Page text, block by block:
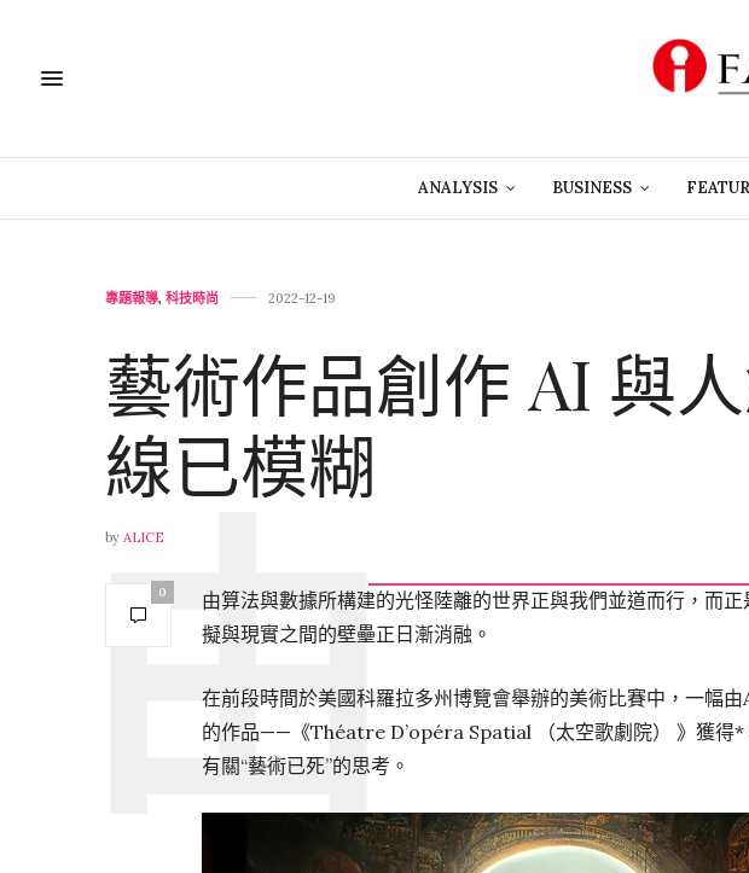
ANALYSIS BUSINESS
專題報導, 科技時尚 2022-12-19
藝術作品創作 AI 與
線已模糊
by ALICE
0
由算法與數據所構建的光怪陸離的世界正與我們並道而行，而
擬與現實之間的壁壘正日漸消融。
在前段時間於美國科羅拉多州博覽會舉辦的美術比賽中，一幅
的作品——《Théatre D’opéra Spatial （太空歌劇院） 》獲得*
有關“藝術已死”的思考。